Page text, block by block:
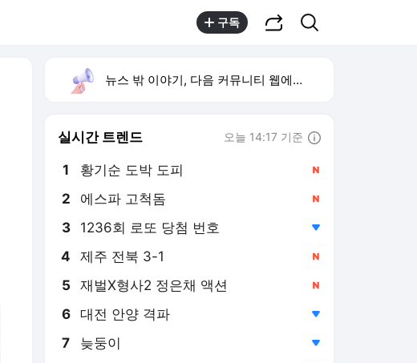
구독
뉴스 밖 이야기, 다음 커뮤니티 웹에서 보기
실시간 트렌드 오늘 14:17 기준
1 황기순 도박 도피
2 에스파 고척돔
4 제주 전북 3-1
5 재벌X형사2 정은채 액션
6 대전 안양 격파
7 늦둥이